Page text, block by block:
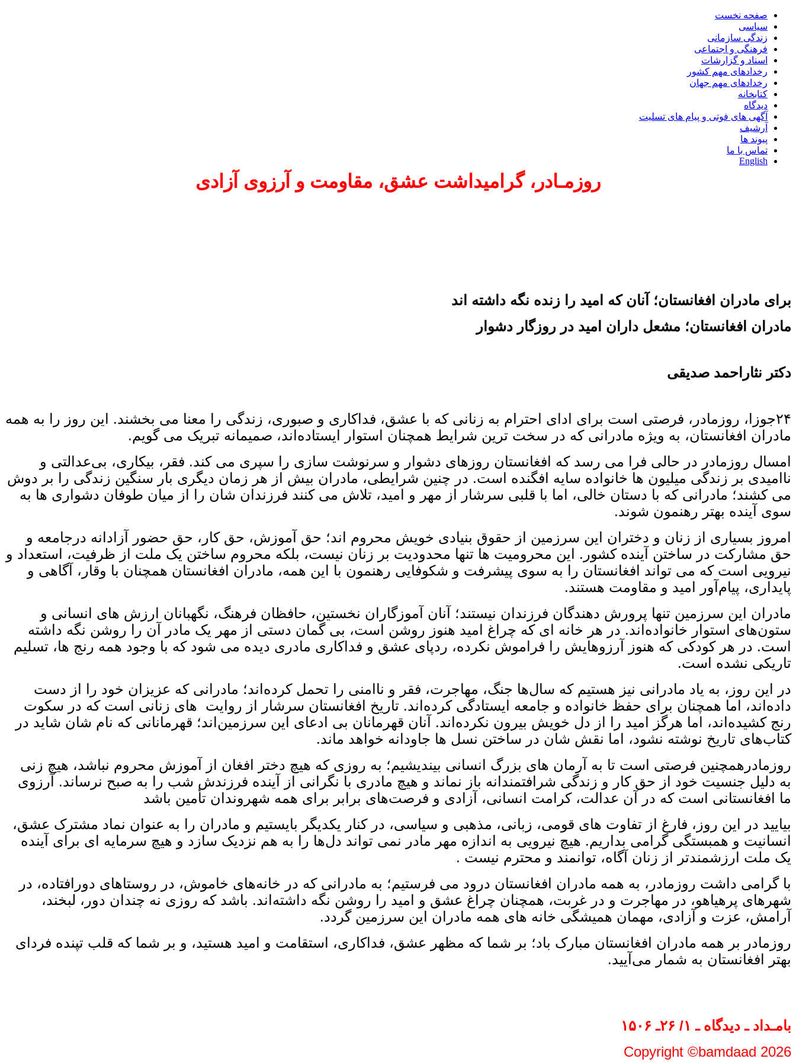
صفحه نخست
سیاسی
زندگی سازمانی
فرهنگی و اجتماعی
اسناد و گزارشات
رخدادهای مهم کشور
رخدادهای مهم جهان
کتابخانه
دیدگاه
آگهی های فوتی و پیام های تسلیت
آرشیف
پیوند ها
تماس با ما
English
روزمـادر، گرامیداشت عشق، مقاومت و آرزوی آزادی
برای مادران افغانستان؛ آنان که امید را زنده نگه داشته‌ اند
مادران افغانستان؛ مشعل ‌داران امید در روزگار دشوار
دکتر نثاراحمد صدیقی
۲۴جوزا، روزمادر، فرصتی است برای ادای احترام به زنانی که با عشق، فداکاری و صبوری، زندگی را معنا می ‌بخشند. این روز را به همه
مادران افغانستان، به ویژه مادرانی که در سخت ‌ترین شرایط همچنان استوار ایستاده‌اند، صمیمانه تبریک می ‌گویم.
امسال روزمادر در حالی فرا می ‌رسد که افغانستان روزهای دشوار و سرنوشت ‌سازی را سپری می ‌کند. فقر، بیکاری، بی‌عدالتی و
ناامیدی بر زندگی میلیون ‌ها خانواده سایه افگنده است. در چنین شرایطی، مادران بیش از هر زمان دیگری بار سنگین زندگی را بر دوش
می‌ کشند؛ مادرانی که با دستان خالی، اما با قلبی سرشار از مهر و امید، تلاش می‌ کنند فرزندان ‌شان را از میان طوفان دشواری ‌ها به
سوی آینده‌ بهتر رهنمون شوند.
امروز بسیاری از زنان و دختران این سرزمین از حقوق بنیادی خویش محروم ‌اند؛ حق آموزش، حق کار، حق حضور آزادانه درجامعه و
حق مشارکت در ساختن آینده کشور. این محرومیت ‌ها تنها محدودیت بر زنان نیست، بلکه محروم ساختن یک ملت از ظرفیت، استعداد و
نیرویی است که می‌ تواند افغانستان را به سوی پیشرفت و شکوفایی رهنمون با این همه، مادران افغانستان همچنان با وقار، آگاهی و
پایداری، پیام‌آور امید و مقاومت هستند.
مادران این سرزمین تنها پرورش ‌دهندگان فرزندان نیستند؛ آنان آموزگاران نخستین، حافظان فرهنگ، نگهبانان ارزش‌ های انسانی و
ستون‌های استوار خانواده‌اند. در هر خانه ‌ای که چراغ امید هنوز روشن است، بی ‌گمان دستی از مهر یک مادر آن را روشن نگه داشته
است. در هر کودکی که هنوز آرزوهایش را فراموش نکرده، ردپای عشق و فداکاری مادری دیده می‌ شود که با وجود همه رنج‌ ها، تسلیم
تاریکی نشده است.
در این روز، به یاد مادرانی نیز هستیم که سال‌ها جنگ، مهاجرت، فقر و ناامنی را تحمل کرده‌اند؛ مادرانی که عزیزان خود را از دست
داده‌اند، اما همچنان برای حفظ خانواده و جامعه ایستادگی کرده‌اند. تاریخ افغانستان سرشار از روایت ‌های زنانی است که در سکوت
رنج کشیده‌اند، اما هرگز امید را از دل خویش بیرون نکرده‌اند. آنان قهرمانان بی ‌ادعای این سرزمین‌اند؛ قهرمانانی که نام‌ شان شاید در
کتاب‌های تاریخ نوشته نشود، اما نقش ‌شان در ساختن نسل‌ ها جاودانه خواهد ماند.
روزمادرهمچنین فرصتی است تا به آرمان‌ های بزرگ انسانی بیندیشیم؛ به روزی که هیچ دختر افغان از آموزش محروم نباشد، هیچ زنی
به دلیل جنسیت خود از حق کار و زندگی شرافتمندانه باز نماند و هیچ مادری با نگرانی از آینده فرزندش شب را به صبح نرساند. آرزوی
ما افغانستانی است که در آن عدالت، کرامت انسانی، آزادی و فرصت‌های برابر برای همه شهروندان تأمین باشد
بیایید در این روز، فارغ از تفاوت‌ های قومی، زبانی، مذهبی و سیاسی، در کنار یکدیگر بایستیم و مادران را به عنوان نماد مشترک عشق،
انسانیت و همبستگی گرامی بداریم. هیچ نیرویی به اندازه مهر مادر نمی ‌تواند دل‌ها را به هم نزدیک سازد و هیچ سرمایه ‌ای برای آینده
یک ملت ارزشمندتر از زنان آگاه، توانمند و محترم نیست .
با گرامی ‌داشت روزمادر، به همه مادران افغانستان درود می ‌فرستیم؛ به مادرانی که در خانه‌های خاموش، در روستاهای دورافتاده، در
شهرهای پرهیاهو، در مهاجرت و در غربت، همچنان چراغ عشق و امید را روشن نگه داشته‌اند. باشد که روزی نه چندان دور، لبخند،
آرامش، عزت و آزادی، مهمان همیشگی خانه ‌های همه مادران این سرزمین گردد.
روزمادر بر همه مادران افغانستان مبارک باد؛ بر شما که مظهر عشق، فداکاری، استقامت و امید هستید، و بر شما که قلب تپنده فردای
بهتر افغانستان به شمار می‌آیید.
بامـداد ـ دیدگاه ـ ۱/ ۲۶ـ ۱۵۰۶
Copyright ©bamdaad 2026